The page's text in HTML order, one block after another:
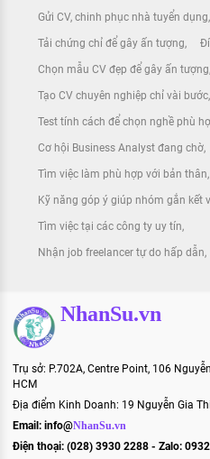
Gửi CV, chinh phục nhà tuyển dụng
Tải chứng chỉ để gây ấn tượng
Chọn mẫu CV đẹp để gây ấn tượng
Tạo CV chuyên nghiệp chỉ vài bước
Test tính cách để chọn nghề phù
Cơ hội Business Analyst đang chờ
Tìm việc làm phù hợp với bản thân
Kỹ năng góp ý giúp nhóm gắn kết
Tìm việc tại các công ty uy tín
Nhận job freelancer tự do hấp dẫn
NhanSu.vn
Trụ sở: P.702A, Centre Point, 106
HCM
Địa điểm Kinh Doanh: 19 Nguyễn Gia
Email: info@NhanSu.vn
Điện thoại: (028) 3930 2288 - Zalo: